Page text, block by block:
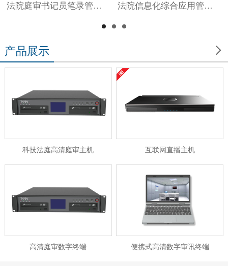
法院庭审书记员笔录管理系统V1.0 法院信息化综合应用管理系统V1.0

产品展示
科技法庭高清庭审主机 互联网直播主机
高清庭审数字终端 便携式高清数字审讯终端